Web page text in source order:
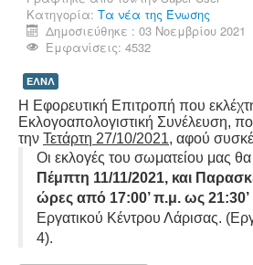
Κατηγορία: Τα νέα της Ένωσης
Δημοσιεύθηκε : 03 Νοεμβρίου 2021
Εμφανίσεις: 4532
ΕΛΝΛ
Η Εφορευτική Επιτροπή που
Εκλογοαπολογιστική Συνέλευση,
την Τετάρτη 27/10/2021, αφού
Οι εκλογές του σωματείου μας θα
Πέμπτη 11/11/2021, και
ώρες από 17:00’ π.μ. ως 21:30’
Εργατικού Κέντρου Λάρισας.
4).